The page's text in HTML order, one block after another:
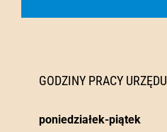
GODZINY PRACY URZĘDU
poniedziałek-piątek